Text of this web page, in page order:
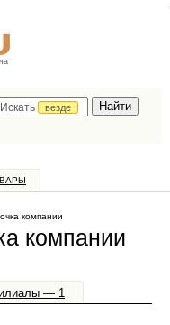
Искать
везде
компании
компании
— 1